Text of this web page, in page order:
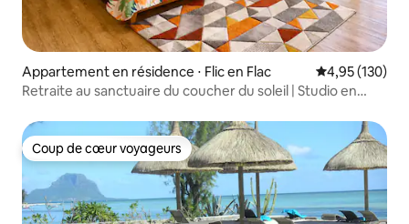
Appartement en résidence ⋅ Flic en Flac Évaluation
4,95 (130)
Retraite au sanctuaire du coucher du soleil | Studio en
Coup de cœur voyageurs
Coup de cœur voyageurs